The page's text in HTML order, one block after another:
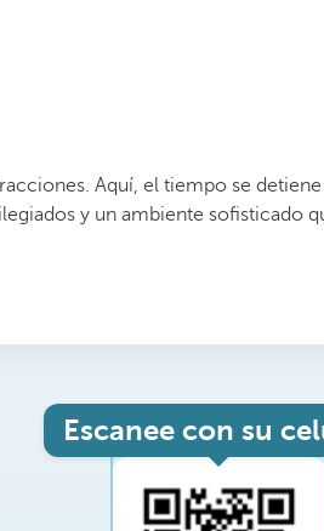
Aquí, el tiempo se
y un ambiente sofisticado
Escanee con su